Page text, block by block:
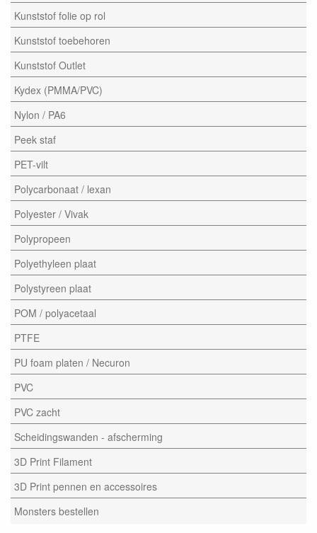
Kunststof folie op rol
Kunststof toebehoren
Kunststof Outlet
Kydex (PMMA/PVC)
Nylon / PA6
Peek staf
PET-vilt
Polycarbonaat / lexan
Polyester / Vivak
Polypropeen
Polyethyleen plaat
Polystyreen plaat
POM / polyacetaal
PTFE
PU foam platen / Necuron
PVC
PVC zacht
Scheidingswanden - afscherming
3D Print Filament
3D Print pennen en accessoires
Monsters bestellen